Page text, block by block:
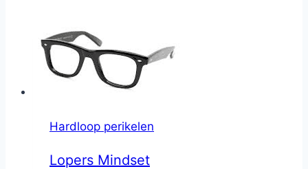
Hardloop perikelen
Lopers Mindset